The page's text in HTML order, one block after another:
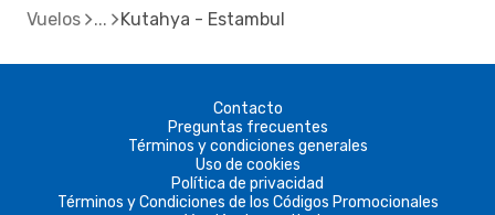
Vuelos Kutahya - Estambul
Contacto
Preguntas frecuentes
Términos y condiciones generales
Uso de cookies
Política de privacidad
Términos y Condiciones de los Códigos Promocionales